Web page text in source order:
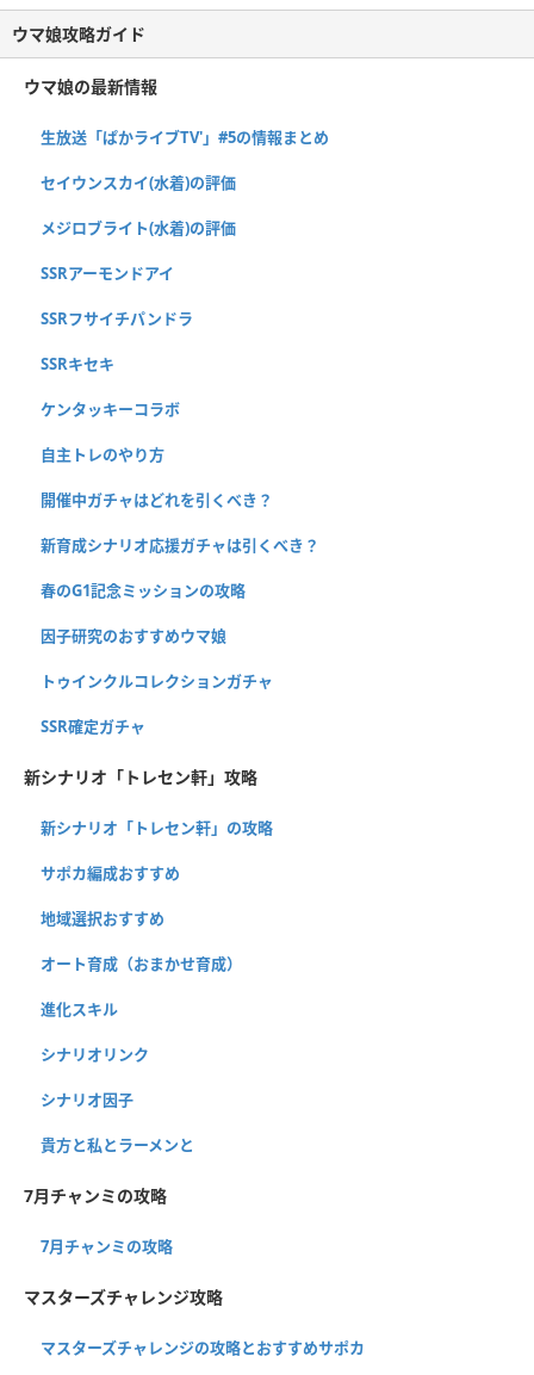
ウマ娘攻略ガイド
ウマ娘の最新情報
生放送「ぱかライブTV'」#5の情報まとめ
セイウンスカイ(水着)の評価
メジロブライト(水着)の評価
SSRアーモンドアイ
SSRフサイチパンドラ
SSRキセキ
ケンタッキーコラボ
自主トレのやり方
開催中ガチャはどれを引くべき？
新育成シナリオ応援ガチャは引くべき？
春のG1記念ミッションの攻略
因子研究のおすすめウマ娘
トゥインクルコレクションガチャ
SSR確定ガチャ
新シナリオ「トレセン軒」攻略
新シナリオ「トレセン軒」の攻略
サポカ編成おすすめ
地域選択おすすめ
オート育成（おまかせ育成）
進化スキル
シナリオリンク
シナリオ因子
貴方と私とラーメンと
7月チャンミの攻略
7月チャンミの攻略
マスターズチャレンジ攻略
マスターズチャレンジの攻略とおすすめサポカ